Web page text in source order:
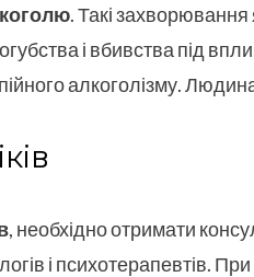
. Такі захворювання
і вбивства під
алкоголізму.
, необхідно отримати
і психотерапевтів.